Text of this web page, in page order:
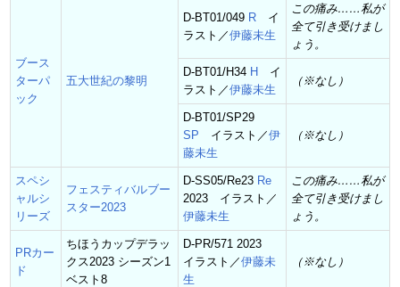
ブース
ターパ
ック
五大世紀の黎明
D-BT01/049 R イ
ラスト／伊藤未生
この痛み……私が
全て引き受けまし
ょう。
D-BT01/H34 H イ
ラスト／伊藤未生
（※なし）
D-BT01/SP29
SP イラスト／伊
藤未生
（※なし）
スペシ
ャルシ
リーズ
フェスティバルブー
スター2023
D-SS05/Re23 Re
2023 イラスト／
伊藤未生
この痛み……私が
全て引き受けまし
ょう。
PRカー
ド
ちほうカップデラッ
クス2023 シーズン1
ベスト8
D-PR/571 2023
イラスト／伊藤未
生
（※なし）